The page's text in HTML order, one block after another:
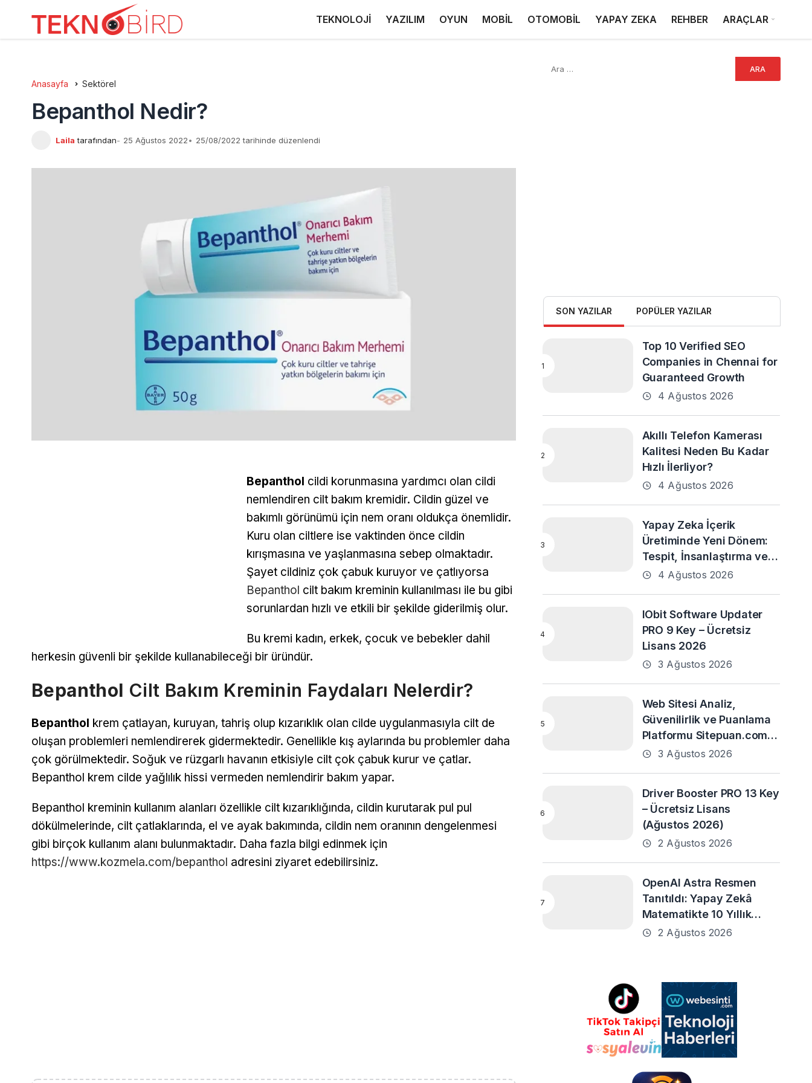
TEKNOLOJİ YAZILIM OYUN MOBİL OTOMOBİL YAPAY ZEKA REHBER ARAÇLAR
Anasayfa Sektörel
Bepanthol Nedir?
Laila tarafından 25 Ağustos 2022 25/08/2022 tarihinde düzenlendi
Bepanthol cildi korunmasına yardımcı olan cildi
nemlendiren cilt bakım kremidir. Cildin güzel ve
bakımlı görünümü için nem oranı oldukça önemlidir.
Kuru olan ciltlere ise vaktinden önce cildin
kırışmasına ve yaşlanmasına sebep olmaktadır.
Şayet cildiniz çok çabuk kuruyor ve çatlıyorsa
Bepanthol cilt bakım kreminin kullanılması ile bu gibi
sorunlardan hızlı ve etkili bir şekilde giderilmiş olur.
Bu kremi kadın, erkek, çocuk ve bebekler dahil
herkesin güvenli bir şekilde kullanabileceği bir üründür.
Bepanthol Cilt Bakım Kreminin Faydaları Nelerdir?
Bepanthol krem çatlayan, kuruyan, tahriş olup kızarıklık olan cilde uygulanmasıyla cilt de
oluşan problemleri nemlendirerek gidermektedir. Genellikle kış aylarında bu problemler daha
çok görülmektedir. Soğuk ve rüzgarlı havanın etkisiyle cilt çok çabuk kurur ve çatlar.
Bepanthol krem cilde yağlılık hissi vermeden nemlendirir bakım yapar.
Bepanthol kreminin kullanım alanları özellikle cilt kızarıklığında, cildin kurutarak pul pul
dökülmelerinde, cilt çatlaklarında, el ve ayak bakımında, cildin nem oranının dengelenmesi
gibi birçok kullanım alanı bulunmaktadır. Daha fazla bilgi edinmek için
https://www.kozmela.com/bepanthol adresini ziyaret edebilirsiniz.
SON YAZILAR POPÜLER YAZILAR
Top 10 Verified SEO
Companies in Chennai for
Guaranteed Growth
4 Ağustos 2026
Akıllı Telefon Kamerası
Kalitesi Neden Bu Kadar
Hızlı İlerliyor?
4 Ağustos 2026
Yapay Zeka İçerik
Üretiminde Yeni Dönem:
Tespit, İnsanlaştırma ve
Daha Fazlası
4 Ağustos 2026
IObit Software Updater
PRO 9 Key – Ücretsiz
Lisans 2026
3 Ağustos 2026
Web Sitesi Analiz,
Güvenilirlik ve Puanlama
Platformu Sitepuan.com
Yayın Hayatına Başladı
3 Ağustos 2026
Driver Booster PRO 13 Key
– Ücretsiz Lisans
(Ağustos 2026)
2 Ağustos 2026
OpenAI Astra Resmen
Tanıtıldı: Yapay Zekâ
Matematikte 10 Yıllık
Problemleri Çözmeye
2 Ağustos 2026